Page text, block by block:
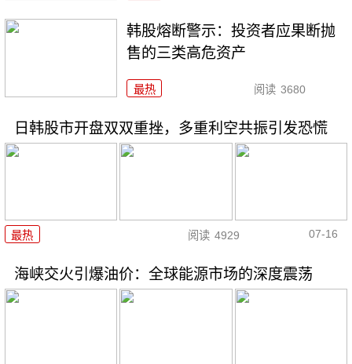
韩股熔断警示：投资者应果断抛
售的三类高危资产
最热 阅读 3680
日韩股市开盘双双重挫，多重利空共振引发恐慌
最热 阅读 4929 07-16
海峡交火引爆油价：全球能源市场的深度震荡